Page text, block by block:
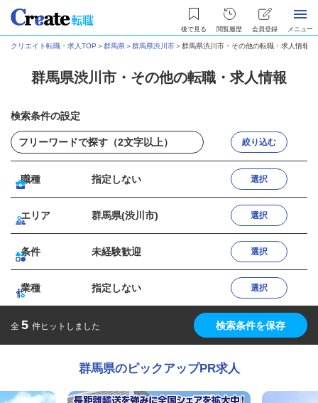
後で見る 閲覧履歴 会員登録 メニュー
クリエイト転職・求人TOP ＞群馬県＞群馬県渋川市＞群馬県渋川市・その他の転職・求人情報
群馬県渋川市・その他の転職・求人情報
検索条件の設定
絞り込む
職種 指定しない 選択
エリア 群馬県(渋川市) 選択
条件 未経験歓迎 選択
業種 指定しない 選択
全 5 件ヒットしました 検索条件を保存
群馬県のピックアップPR求人